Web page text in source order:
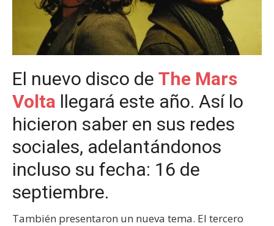
El nuevo disco de The Mars
Volta llegará este año. Así lo
hicieron saber en sus redes
sociales, adelantándonos
incluso su fecha: 16 de
septiembre.
También presentaron un nueva tema. El tercero